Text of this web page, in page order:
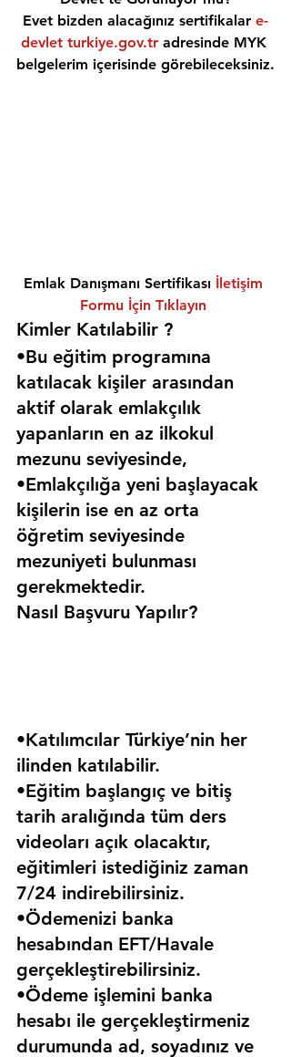
Evet bizden alacağınız sertifikalar e-
devlet turkiye.gov.tr adresinde MYK
belgelerim içerisinde görebileceksiniz.
Emlak Danışmanı Sertifikası İletişim
Formu İçin Tıklayın
Kimler Katılabilir ?
•Bu eğitim programına
katılacak kişiler arasından
aktif olarak emlakçılık
yapanların en az ilkokul
mezunu seviyesinde,
•Emlakçılığa yeni başlayacak
kişilerin ise en az orta
öğretim seviyesinde
mezuniyeti bulunması
gerekmektedir.
Nasıl Başvuru Yapılır?
•Katılımcılar Türkiye’nin her
ilinden katılabilir.
•Eğitim başlangıç ve bitiş
tarih aralığında tüm ders
videoları açık olacaktır,
eğitimleri istediğiniz zaman
7/24 indirebilirsiniz.
•Ödemenizi banka
hesabından EFT/Havale
gerçekleştirebilirsiniz.
•Ödeme işlemini banka
hesabı ile gerçekleştirmeniz
durumunda ad, soyadınız ve